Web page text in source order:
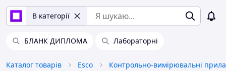
В категорії
БЛАНК ДИПЛОМА Лабораторні
Каталог товарів Esco Контрольно-вимірювальні